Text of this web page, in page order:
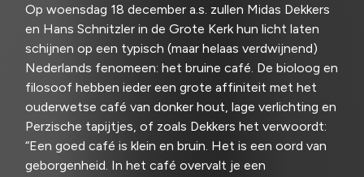
Op woensdag 18 december a.s. zullen Midas Dekkers
en Hans Schnitzler in de Grote Kerk hun licht laten
schijnen op een typisch (maar helaas verdwijnend)
Nederlands fenomeen: het bruine café. De bioloog en
filosoof hebben ieder een grote affiniteit met het
ouderwetse café van donker hout, lage verlichting en
Perzische tapijtjes, of zoals Dekkers het verwoordt:
“Een goed café is klein en bruin. Het is een oord van
geborgenheid. In het café overvalt je een